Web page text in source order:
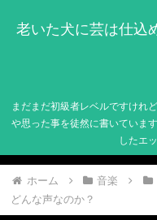
老いた犬に芸は仕
まだまだ初級者レベルですけれ
や思った事を徒然に書いてい
したエ
ホーム 音楽
どんな声なのか？